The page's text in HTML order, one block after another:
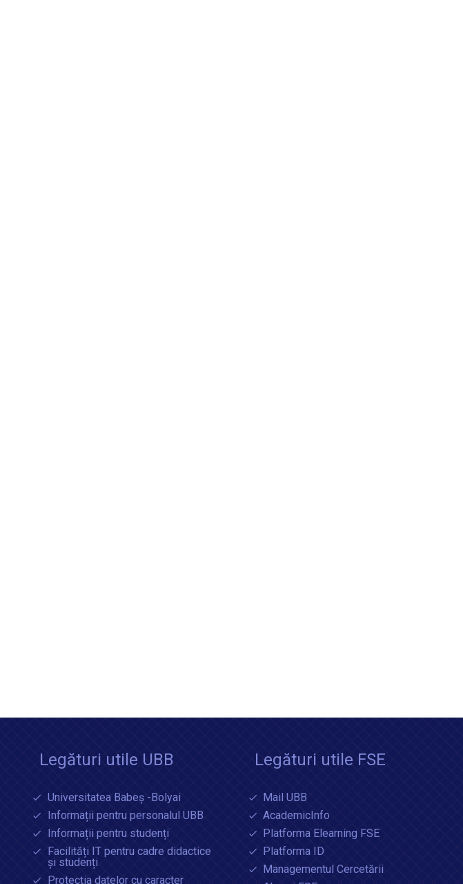
Legături utile UBB
Universitatea Babeș -Bolyai
Informații pentru personalul UBB
Informații pentru studenți
Facilități IT pentru cadre didactice
și studenți
Protecția datelor cu caracter
Legături utile FSE
Mail UBB
AcademicInfo
Platforma Elearning FSE
Platforma ID
Managementul Cercetării